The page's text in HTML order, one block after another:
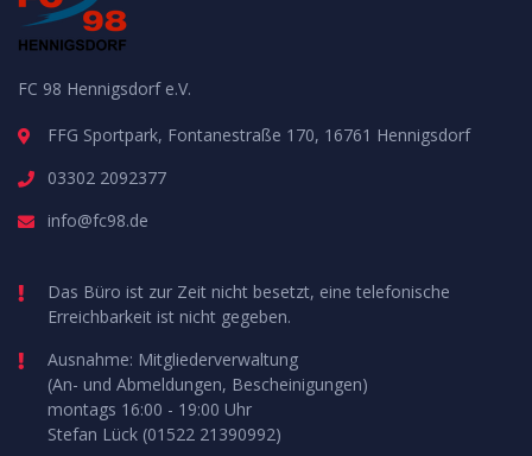
FC 98 Hennigsdorf e.V.
FFG Sportpark, Fontanestraße 170, 16761 Hennigsdorf
03302 2092377
info@fc98.de
Das Büro ist zur Zeit nicht besetzt, eine telefonische
Erreichbarkeit ist nicht gegeben.
Ausnahme: Mitgliederverwaltung
(An- und Abmeldungen, Bescheinigungen)
montags 16:00 - 19:00 Uhr
Stefan Lück (01522 21390992)